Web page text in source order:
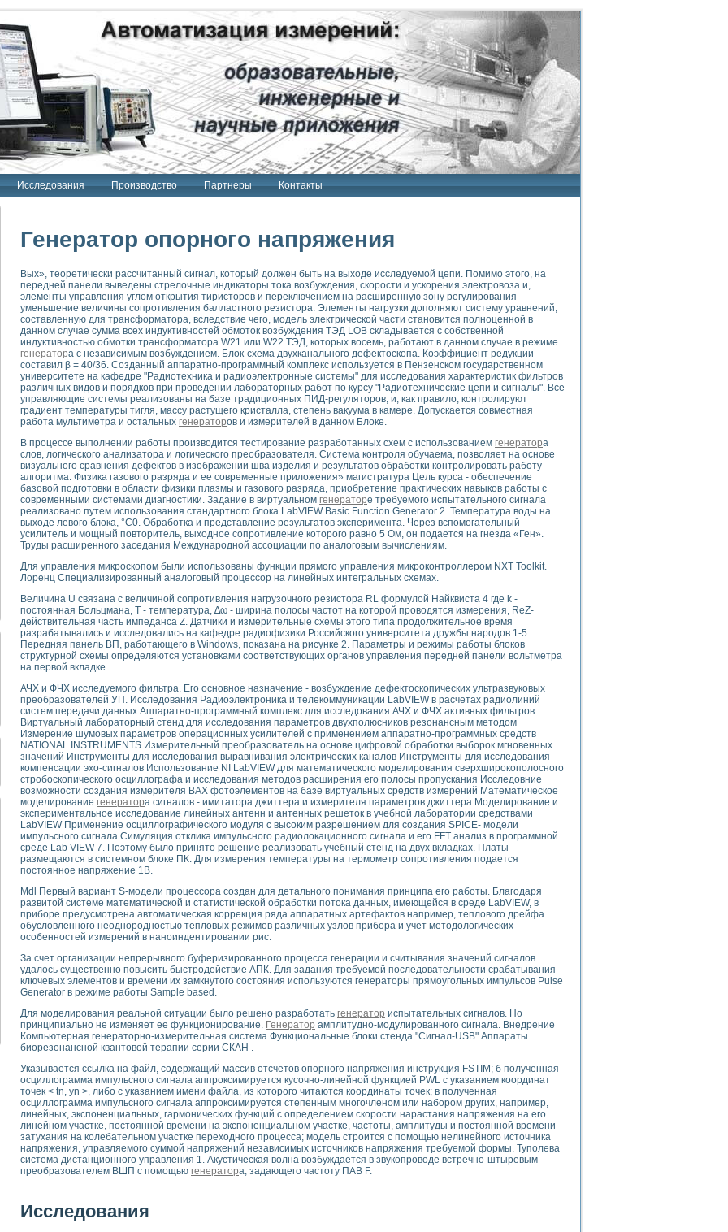
Исследования Производство Партнеры Контакты
"Сигнал-USB"
Интроскан
система
USB"
терапии серии СКАН
тензометрия и т.п.)
измерения параметров дизельных двигателей типа В-46
тяговых электродвигателей электровоза на базе устройств National Instruments
инструментов
элементной базы машин
module для моделирования электромагнитных процессов с целью отладки систем управления электрооборудованием на электроподвижном составе
скорости подвижного состава для тренажера машиниста состава
исследований в гиперзвуковых аэродинамических трубах
Nl SCXI для ультразвуковых контрольно-измерительных систем
сварных швов металлоконструкций
зрения в составе системы управления движением экраноплана
системы для лабораторных испытаний материалов методом акустической эмиссии
комплекс аппаратуры для определения тепловых и электрических характеристик и параметров силовых полупроводниковых приборов
процессов ДВС в динамических режимах
систем передачи данных
для исследования АЧХ и ФЧХ активных фильтров
для исследования параметров двухполюсников резонансным методом
операционных усилителей с применением аппаратно-программных средств NATIONAL INSTRUMENTS
на основе цифровой обработки выборок мгновенных значений
выравнивания электрических каналов
компенсации эхо-сигналов
математического моделирования сверхширокополосного стробоскопического осциллографа и исследования методов расширения его полосы
измерителя ВАХ фотоэлементов на базе виртуальных средств измерений
генератора сигналов - имитатора джиттера и измерителя параметров джиттера
исследование линейных антенн и антенных решеток в учебной лаборатории средствами LabVIEW
модуля с высоким разрешением для создания SPICE- модели импульсного сигнала
радиолокационного сигнала и его FFT анализ в программной среде Lab VIEW 7.1
уравнений состояния для исследования переходных процессов в среде LabVIEW
для устройства сбора данных NI USB-6009
стенда для измерения относительного остаточного электросопротивления (RRR) сверхпроводников
построения картины возбуждения комбинационных колебаний в пространстве Ван Дер Поля
показателей качества электрической энергии
управления источником питания PSP 2010 фирмы GW INSTEK
амперных характеристик солнечных модулей на базе USB-6008
нано-, фемто-, биотехнологии и мехатроника
комплекс на базе LabVIEW для исследования наноструктур
и оптимизации тепловой обработки биопродуктов с применением современных информационных технологий и программных средств
функциональных возможностей алгоритма полигармонической экстраполяции
экономичного виртуального полярографа на основе платы USB 6008 в среде LabVIEW
макрочастиц в упорядоченных плазменно-пылевых структурах
диагностики крови
сверхпроводящим соленоидом с биквадрантным источником тока
экспериментальной физики на примере выдающихся экспериментов: самоорганизованная критичность
выпадения осадка в реальном времени
цвета модели CIE L*a*b с использованием LabVIEW
характеристик солнечных элементов и модулей
анализа в медицинской эндоскопии
тиристорным электроприводом
Генератор опорного напряжения
Вых», теоретически рассчитанный сигнал, который должен быть на выходе исследуемой цепи. Помимо этого, на
передней панели выведены стрелочные индикаторы тока возбуждения, скорости и ускорения электровоза и,
элементы управления углом открытия тиристоров и переключением на расширенную зону регулирования
уменьшение величины сопротивления балластного резистора. Элементы нагрузки дополняют систему уравнений,
составленную для трансформатора, вследствие чего, модель электрической части становится полноценной в
данном случае сумма всех индуктивностей обмоток возбуждения ТЭД LOB складывается с собственной
индуктивностью обмотки трансформатора W21 или W22 ТЭД, которых восемь, работают в данном случае в режиме
генератора с независимым возбуждением. Блок-схема двухканального дефектоскопа. Коэффициент редукции
составил β = 40/36. Созданный аппаратно-программный комплекс используется в Пензенском государственном
университете на кафедре "Радиотехника и радиоэлектронные системы" для исследования характеристик фильтров
различных видов и порядков при проведении лабораторных работ по курсу "Радиотехнические цепи и сигналы". Все
управляющие системы реализованы на базе традиционных ПИД-регуляторов, и, как правило, контролируют
градиент температуры тигля, массу растущего кристалла, степень вакуума в камере. Допускается совместная
работа мультиметра и остальных генераторов и измерителей в данном Блоке.
В процессе выполнении работы производится тестирование разработанных схем с использованием генератора
слов, логического анализатора и логического преобразователя. Система контроля обучаема, позволяет на основе
визуального сравнения дефектов в изображении шва изделия и результатов обработки контролировать работу
алгоритма. Физика газового разряда и ее современные приложения» магистратура Цель курса - обеспечение
базовой подготовки в области физики плазмы и газового разряда, приобретение практических навыков работы с
современными системами диагностики. Задание в виртуальном генераторе требуемого испытательного сигнала
реализовано путем использования стандартного блока LabVIEW Basic Function Generator 2. Температура воды на
выходе левого блока, °С0. Обработка и представление результатов эксперимента. Через вспомогательный
усилитель и мощный повторитель, выходное сопротивление которого равно 5 Ом, он подается на гнезда «Ген».
Труды расширенного заседания Международной ассоциации по аналоговым вычислениям.
Для управления микроскопом были использованы функции прямого управления микроконтроллером NXT Toolkit.
Лоренц Специализированный аналоговый процессор на линейных интегральных схемах.
Величина U связана с величиной сопротивления нагрузочного резистора RL формулой Найквиста 4 где k -
постоянная Больцмана, Т - температура, ∆ω - ширина полосы частот на которой проводятся измерения, ReZ-
действительная часть импеданса Z. Датчики и измерительные схемы этого типа продолжительное время
разрабатывались и исследовались на кафедре радиофизики Российского университета дружбы народов 1-5.
Передняя панель ВП, работающего в Windows, показана на рисунке 2. Параметры и режимы работы блоков
структурной схемы определяются установками соответствующих органов управления передней панели вольтметра
на первой вкладке.
АЧХ и ФЧХ исследуемого фильтра. Его основное назначение - возбуждение дефектоскопических ультразвуковых
преобразователей УП. Исследования Радиоэлектроника и телекоммуникации LabVIEW в расчетах радиолиний
систем передачи данных Аппаратно-программный комплекс для исследования АЧХ и ФЧХ активных фильтров
Виртуальный лабораторный стенд для исследования параметров двухполюсников резонансным методом
Измерение шумовых параметров операционных усилителей с применением аппаратно-программных средств
NATIONAL INSTRUMENTS Измерительный преобразователь на основе цифровой обработки выборок мгновенных
значений Инструменты для исследования выравнивания электрических каналов Инструменты для исследования
компенсации эхо-сигналов Использование NI LabVIEW для математического моделирования сверхширокополосного
стробоскопического осциллографа и исследования методов расширения его полосы пропускания Исследовние
возможности создания измерителя ВАХ фотоэлементов на базе виртуальных средств измерений Математическое
моделирование генератора сигналов - имитатора джиттера и измерителя параметров джиттера Моделирование и
экспериментальное исследование линейных антенн и антенных решеток в учебной лаборатории средствами
LabVIEW Применение осциллографического модуля с высоким разрешением для создания SPICE- модели
импульсного сигнала Симуляция отклика импульсного радиолокационного сигнала и его FFT анализ в программной
среде Lab VIEW 7. Поэтому было принято решение реализовать учебный стенд на двух вкладках. Платы
размещаются в системном блоке ПК. Для измерения температуры на термометр сопротивления подается
постоянное напряжение 1В.
Mdl Первый вариант S-модели процессора создан для детального понимания принципа его работы. Благодаря
развитой системе математической и статистической обработки потока данных, имеющейся в среде LabVIEW, в
приборе предусмотрена автоматическая коррекция ряда аппаратных артефактов например, теплового дрейфа
обусловленного неоднородностью тепловых режимов различных узлов прибора и учет методологических
особенностей измерений в наноиндентировании рис.
За счет организации непрерывного буферизированного процесса генерации и считывания значений сигналов
удалось существенно повысить быстродействие АПК. Для задания требуемой последовательности срабатывания
ключевых элементов и времени их замкнутого состояния используются генераторы прямоугольных импульсов Pulse
Generator в режиме работы Sample based.
Для моделирования реальной ситуации было решено разработать генератор испытательных сигналов. Но
принципиально не изменяет ее функционирование. Генератор амплитудно-модулированного сигнала. Внедрение
Компьютерная генераторно-измерительная система Функциональные блоки стенда "Сигнал-USB" Аппараты
биорезонансной квантовой терапии серии СКАН .
Указывается ссылка на файл, содержащий массив отсчетов опорного напряжения инструкция FSTIM; б полученная
осциллограмма импульсного сигнала аппроксимируется кусочно-линейной функцией PWL с указанием координат
точек < tn, yn >, либо с указанием имени файла, из которого читаются координаты точек; в полученная
осциллограмма импульсного сигнала аппроксимируется степенным многочленом или набором других, например,
линейных, экспоненциальных, гармонических функций с определением скорости нарастания напряжения на его
линейном участке, постоянной времени на экспоненциальном участке, частоты, амплитуды и постоянной времени
затухания на колебательном участке переходного процесса; модель строится с помощью нелинейного источника
напряжения, управляемого суммой напряжений независимых источников напряжения требуемой формы. Туполева
система дистанционного управления 1. Акустическая волна возбуждается в звукопроводе встречно-штыревым
преобразователем ВШП с помощью генератора, задающего частоту ПАВ F.
Исследования